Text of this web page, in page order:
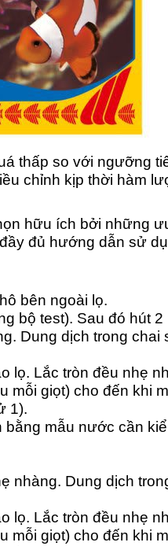
thấp so với ngưỡng
chỉnh kịp thời hàm
hữu ích bởi những
đủ hướng dẫn sử
bên ngoài lọ.
bộ test). Sau đó hút
Dung dịch trong
lọ. Lắc tròn đều nhẹ
giọt) cho đến khi
1).
mẫu nước cần
nhàng. Dung dịch
lọ. Lắc tròn đều nhẹ
giọt) cho đến khi